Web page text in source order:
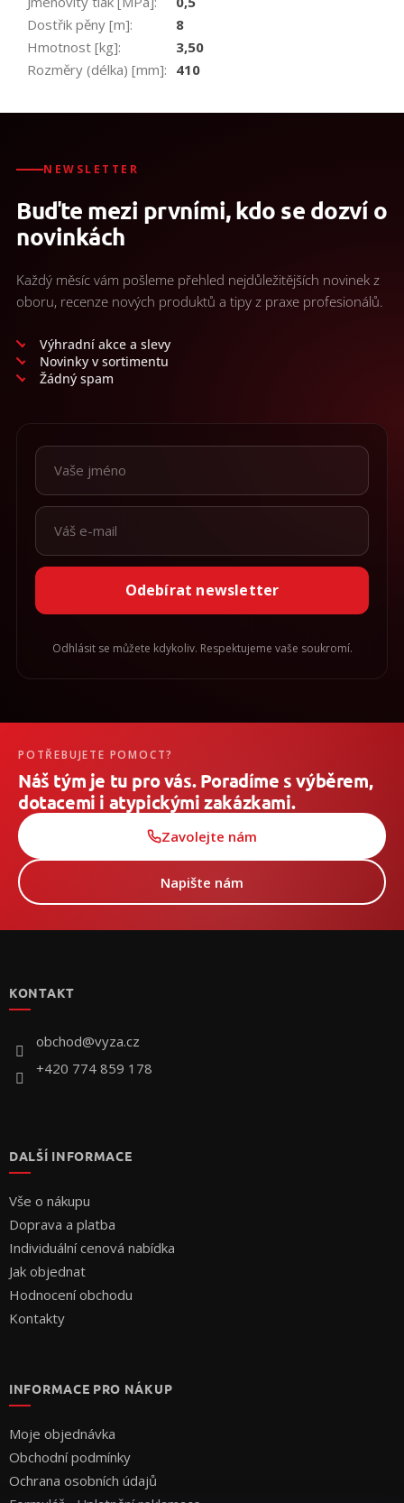
Dostřik pěny [m]:
8
Hmotnost [kg]:
3,50
Rozměry (délka) [mm]: 410
NEWSLETTER
Buďte mezi prvními, kdo se dozví o
novinkách
Každý měsíc vám pošleme přehled nejdůležitějších novinek z
oboru, recenze nových produktů a tipy z praxe profesionálů.
Výhradní akce a slevy
Novinky v sortimentu
Žádný spam
Odebírat newsletter
Odhlásit se můžete kdykoliv. Respektujeme vaše soukromí.
POTŘEBUJETE POMOCT?
Náš tým je tu pro vás. Poradíme s výběrem,
dotacemi i atypickými zakázkami.
Zavolejte nám
Napište nám
KONTAKT
obchod@vyza.cz
+420 774 859 178
DALŠÍ INFORMACE
Vše o nákupu
Doprava a platba
Individuální cenová nabídka
Jak objednat
Hodnocení obchodu
Kontakty
INFORMACE PRO NÁKUP
Moje objednávka
Obchodní podmínky
Ochrana osobních údajů